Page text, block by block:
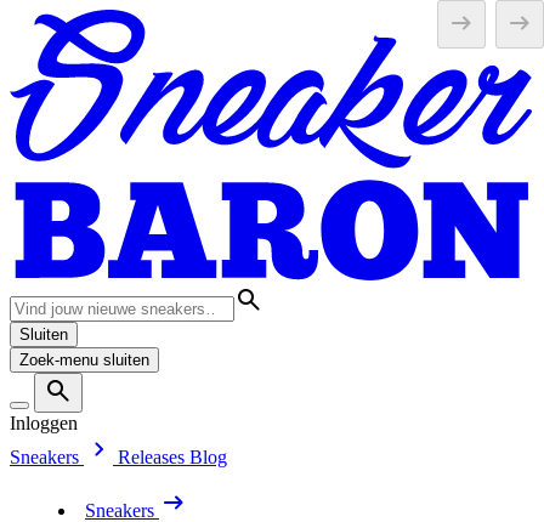
Sluiten
Zoek-menu sluiten
Inloggen
Sneakers
Releases Blog
Sneakers